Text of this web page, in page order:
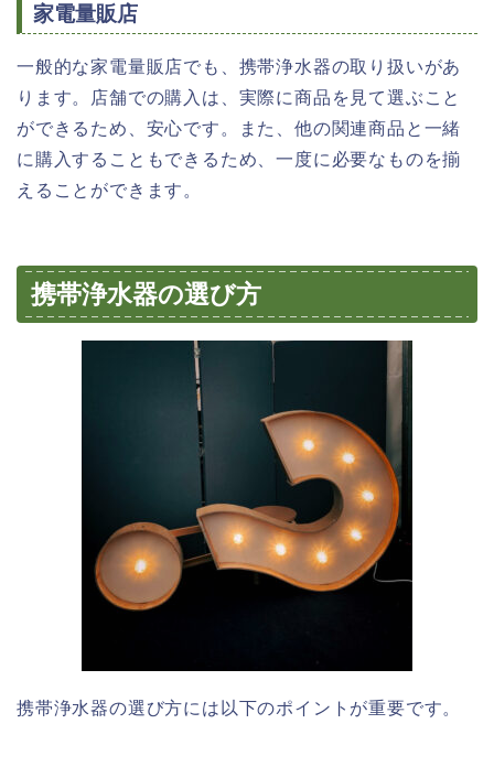
家電量販店
一般的な家電量販店でも、携帯浄水器の取り扱いがあ
ります。店舗での購入は、実際に商品を見て選ぶこと
ができるため、安心です。また、他の関連商品と一緒
に購入することもできるため、一度に必要なものを揃
えることができます。
携帯浄水器の選び方
携帯浄水器の選び方には以下のポイントが重要です。